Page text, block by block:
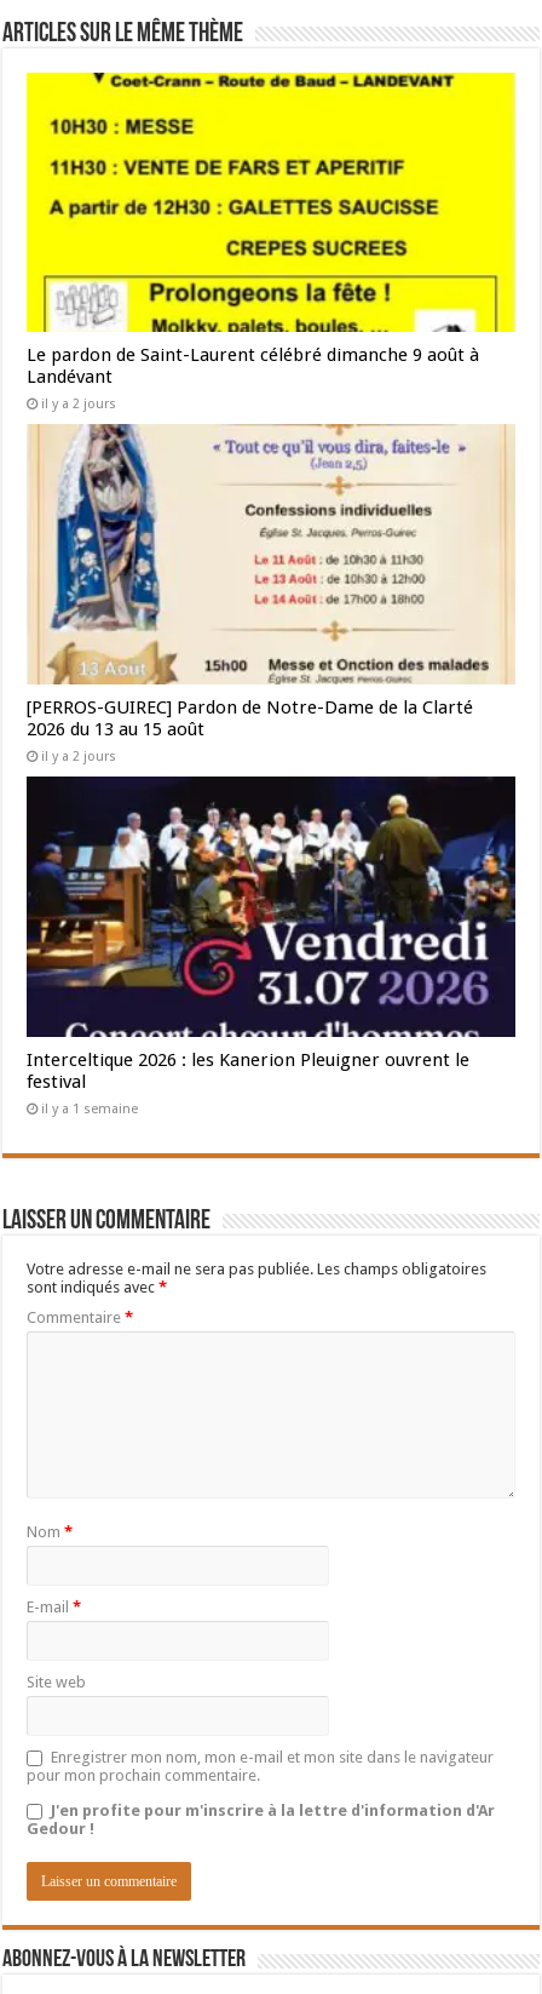
Articles sur le même thème
Le pardon de Saint-Laurent célébré dimanche 9 août à
Landévant
il y a 2 jours
[PERROS-GUIREC] Pardon de Notre-Dame de la Clarté
2026 du 13 au 15 août
il y a 2 jours
Interceltique 2026 : les Kanerion Pleuigner ouvrent le
festival
il y a 1 semaine
Laisser un commentaire
Votre adresse e-mail ne sera pas publiée. Les champs obligatoires
sont indiqués avec*
Commentaire*
Nom*
E-mail*
Site web
Enregistrer mon nom, mon e-mail et mon site dans le navigateur
pour mon prochain commentaire.
J'en profite pour m'inscrire à la lettre d'information d'Ar
Gedour !
Abonnez-vous à la newsletter